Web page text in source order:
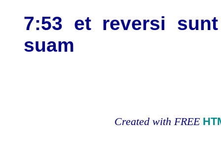
7:53 et reversi
suam
Created with FREE